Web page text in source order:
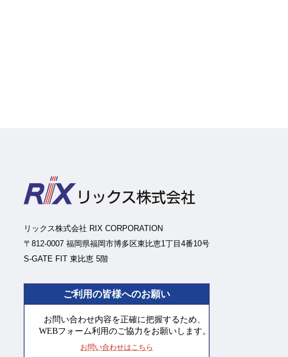
リックス株式会社 RIX CORPORATION
〒812-0007 福岡県福岡市博多区東比恵1丁目4番10号
S-GATE FIT 東比恵 5階